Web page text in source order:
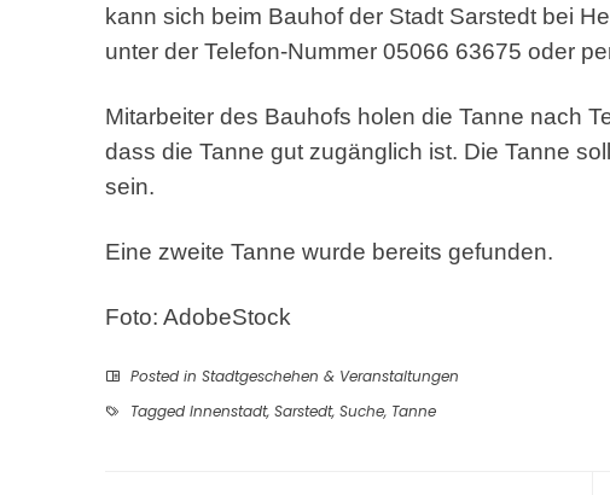
kann sich beim Bauhof der Stadt Sarstedt bei
unter der Telefon-Nummer 05066 63675 oder
Mitarbeiter des Bauhofs holen die Tanne nach
dass die Tanne gut zugänglich ist. Die Tanne
sein.
Eine zweite Tanne wurde bereits gefunden.
Foto: AdobeStock
Posted in Stadtgeschehen & Veranstaltungen
Tagged Innenstadt, Sarstedt, Suche, Tanne